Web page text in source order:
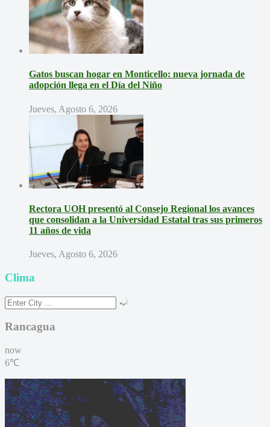
Gatos buscan hogar en Monticello: nueva jornada de
adopción llega en el Día del Niño
Jueves, Agosto 6, 2026
Rectora UOH presentó al Consejo Regional los avances
que consolidan a la Universidad Estatal tras sus primeros
11 años de vida
Jueves, Agosto 6, 2026
Clima
Rancagua
now
6℃